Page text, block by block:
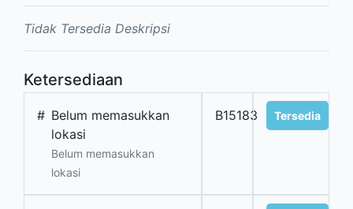
Tidak Tersedia Deskripsi
Ketersediaan
# Belum memasukkan
lokasi
Belum memasukkan
lokasi
B15183 Tersedia